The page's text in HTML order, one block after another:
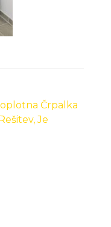
Črpalka
Je